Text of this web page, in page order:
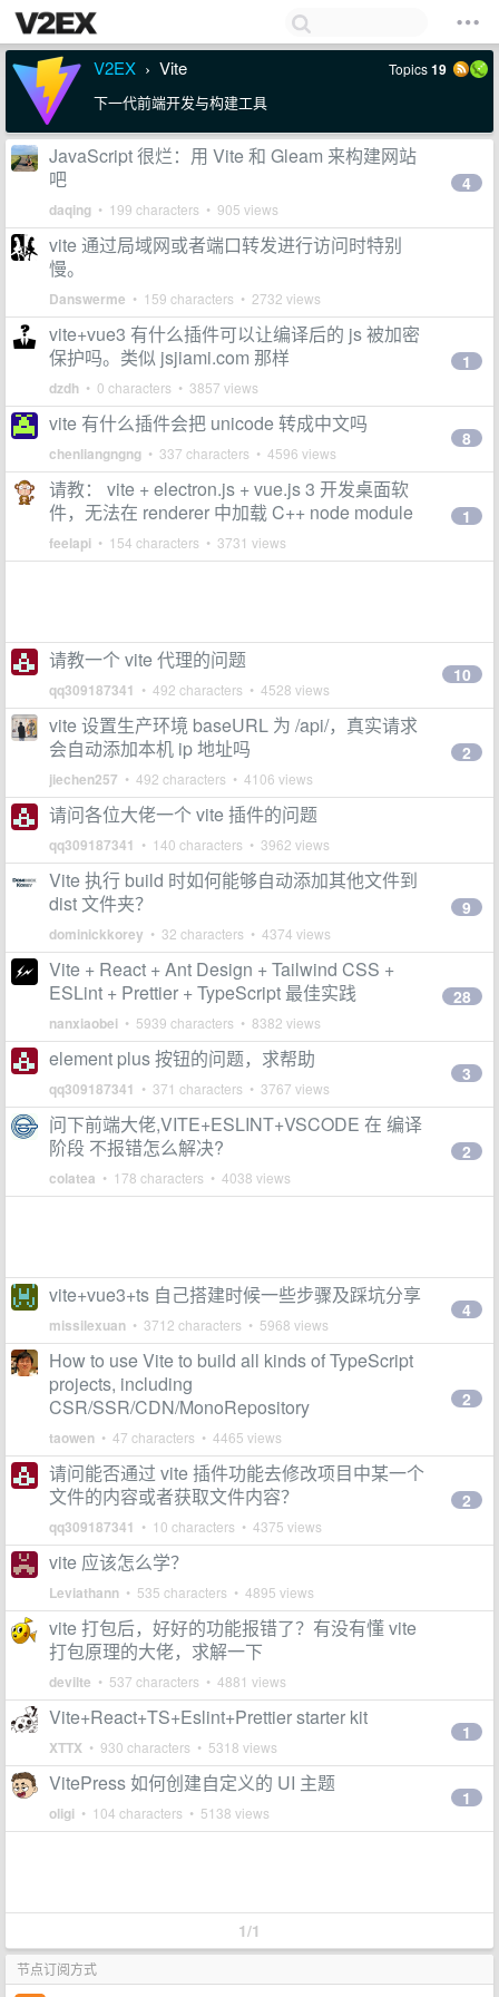
V2EX › Vite Topics19
下一代前端开发与构建工具
JavaScript 很烂：用 Vite 和 Gleam 来构建网站
吧
daqing • 199 characters • 905 views
4
vite 通过局域网或者端口转发进行访问时特别
慢。
Danswerme • 159 characters • 2732 views
vite+vue3 有什么插件可以让编译后的 js 被加密
保护吗。类似 jsjiami.com 那样
dzdh • 0 characters • 3857 views
1
vite 有什么插件会把 unicode 转成中文吗
chenliangngng • 337 characters • 4596 views
8
请教： vite + electron.js + vue.js 3 开发桌面软
件，无法在 renderer 中加载 C++ node module
feelapi • 154 characters • 3731 views
1
请教一个 vite 代理的问题
qq309187341 • 492 characters • 4528 views
10
vite 设置生产环境 baseURL 为 /api/，真实请求
会自动添加本机 ip 地址吗
jiechen257 • 492 characters • 4106 views
2
请问各位大佬一个 vite 插件的问题
qq309187341 • 140 characters • 3962 views
Vite 执行 build 时如何能够自动添加其他文件到
dist 文件夹？
dominickkorey • 32 characters • 4374 views
9
Vite + React + Ant Design + Tailwind CSS +
ESLint + Prettier + TypeScript 最佳实践
nanxiaobei • 5939 characters • 8382 views
28
element plus 按钮的问题，求帮助
qq309187341 • 371 characters • 3767 views
3
问下前端大佬,VITE+ESLINT+VSCODE 在 编译
阶段 不报错怎么解决?
colatea • 178 characters • 4038 views
2
vite+vue3+ts 自己搭建时候一些步骤及踩坑分享
missilexuan • 3712 characters • 5968 views
4
How to use Vite to build all kinds of TypeScript
projects, including
CSR/SSR/CDN/MonoRepository
taowen • 47 characters • 4465 views
2
请问能否通过 vite 插件功能去修改项目中某一个
文件的内容或者获取文件内容？
qq309187341 • 10 characters • 4375 views
2
vite 应该怎么学？
Leviathann • 535 characters • 4895 views
vite 打包后，好好的功能报错了？有没有懂 vite
打包原理的大佬，求解一下
devilte • 537 characters • 4881 views
Vite+React+TS+Eslint+Prettier starter kit
XTTX • 930 characters • 5318 views
1
VitePress 如何创建自定义的 UI 主题
oligi • 104 characters • 5138 views
1
1/1
节点订阅方式